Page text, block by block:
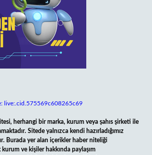
live:.cid.575569c608265c69
herhangi bir marka, kurum veya şahıs şirketi ile
Sitede yalnızca kendi hazırladığımız
Burada yer alan içerikler haber niteliği
ve kişiler hakkında paylaşım